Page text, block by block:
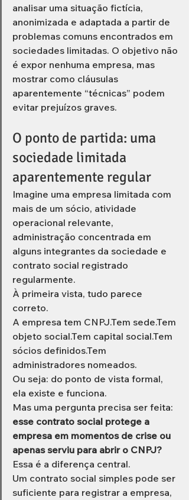
analisar uma situação fictícia,
anonimizada e adaptada a partir de
problemas comuns encontrados em
sociedades limitadas. O objetivo não
é expor nenhuma empresa, mas
mostrar como cláusulas
aparentemente “técnicas” podem
evitar prejuízos graves.
O ponto de partida: uma
sociedade limitada
aparentemente regular
Imagine uma empresa limitada com
mais de um sócio, atividade
operacional relevante,
administração concentrada em
alguns integrantes da sociedade e
contrato social registrado
regularmente.
À primeira vista, tudo parece
correto.
A empresa tem CNPJ.Tem sede.Tem
objeto social.Tem capital social.Tem
sócios definidos.Tem
administradores nomeados.
Ou seja: do ponto de vista formal,
ela existe e funciona.
Mas uma pergunta precisa ser feita:
esse contrato social protege a
empresa em momentos de crise ou
apenas serviu para abrir o CNPJ?
Essa é a diferença central.
Um contrato social simples pode ser
suficiente para registrar a empresa,